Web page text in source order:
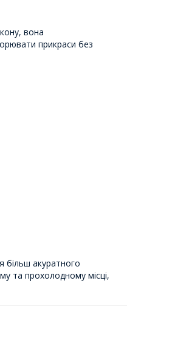
вона
прикраси без
більш акуратного
та прохолодному місці,